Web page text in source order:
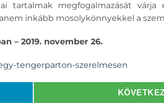
tartalmak megfogalmazását
inkább mosolykönnyekkel a
– 2019. november 26.
tengerparton-szerelmesen